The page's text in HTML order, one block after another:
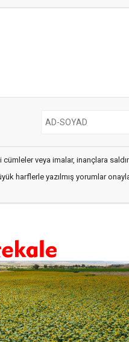
veya imalar, inançlara
harflerle yazılmış yorumlar